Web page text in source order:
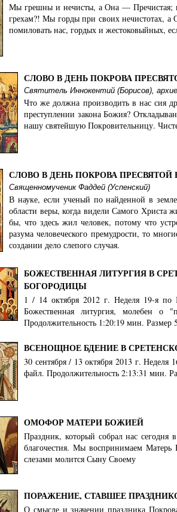
Мы грешны и нечисты, а Она — Пречистая;
грехам?! Мы горды при своих нечистотах,
помиловать нас, гордых и жестоковыйных,
СЛОВО В ДЕНЬ ПОКРОВА
Святитель Иннокентий (Борисов),
Что же должна производить в нас сия
преступлении закона Божия?
нашу святейшую Покровительницу.
СЛОВО В ДЕНЬ ПОКРОВА
Священномученик Фаддей (Успенский)
В науке, если ученый по найденной в
области веры, когда видели Самого Христа
бы, что здесь жил человек, потому что
разума человеческого премудрости, то
создании дело слепого случая.
БОЖЕСТВЕННАЯ ЛИТУРГИЯ В
БОГОРОДИЦЫ
1 / 14 октября 2012 г. Неделя 19-я по
Божественная литургия, молебен о
Продолжительность 1:20:19 мин. Размер
ВСЕНОЩНОЕ БДЕНИЕ В
30 сентября / 13 октября 2013 г.
файл. Продолжительность 2:13:31 мин.
ОМОФОР МАТЕРИ БОЖИЕЙ
Праздник, который собрал нас сегодня
благочестия. Мы воспринимаем
слезами молится Сыну Своему
ПОРАЖЕНИЕ, СТАВШЕЕ
О смысле и значении праздника